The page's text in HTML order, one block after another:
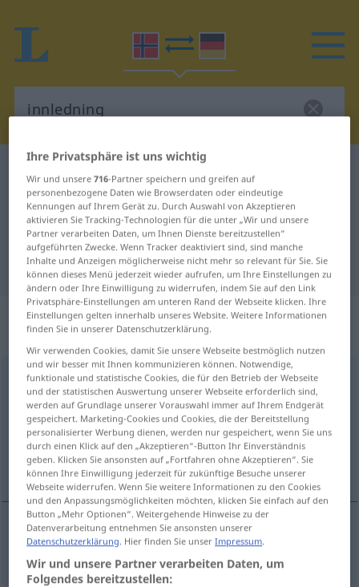
Norwegisch-Deutsch Übersetzung
für "innledning"
"innledning" Deutsch Übersetzung
„innledning“: Maskulinum und
Femininum
innledningm/f
Übersicht aller Übersetzungen
(Für mehr Details die Übersetzung anklicken/antippen)
Einleitung
Einleitungf innledning
Ihre Privatsphäre ist uns wichtig
Wir und unsere716-Partner speichern und greifen auf
personenbezogene Daten wie Browserdaten oder eindeutige
Kennungen auf Ihrem Gerät zu. Durch Auswahl von Akzeptieren
aktivieren Sie Tracking-Technologien für die unter „Wir und unsere
Partner verarbeiten Daten, um Ihnen Dienste bereitzustellen“
aufgeführten Zwecke. Wenn Tracker deaktiviert sind, sind manche
Inhalte und Anzeigen möglicherweise nicht mehr so relevant für Sie. Sie
können dieses Menü jederzeit wieder aufrufen, um Ihre Einstellungen zu
ändern oder Ihre Einwilligung zu widerrufen, indem Sie auf den Link
Privatsphäre-Einstellungen am unteren Rand der Webseite klicken. Ihre
Einstellungen gelten innerhalb unseres Website. Weitere Informationen
finden Sie in unserer Datenschutzerklärung.
Wir verwenden Cookies, damit Sie unsere Webseite bestmöglich nutzen
und wir besser mit Ihnen kommunizieren können. Notwendige,
funktionale und statistische Cookies, die für den Betrieb der Webseite
und der statistischen Auswertung unserer Webseite erforderlich sind,
werden auf Grundlage unserer Vorauswahl immer auf Ihrem Endgerät
gespeichert. Marketing-Cookies und Cookies, die der Bereitstellung
personalisierter Werbung dienen, werden nur gespeichert, wenn Sie uns
durch einen Klick auf den „Akzeptieren“-Button Ihr Einverständnis
geben. Klicken Sie ansonsten auf „Fortfahren ohne Akzeptieren“. Sie
können Ihre Einwilligung jederzeit für zukünftige Besuche unserer
Webseite widerrufen. Wenn Sie weitere Informationen zu den Cookies
und den Anpassungsmöglichkeiten möchten, klicken Sie einfach auf den
Button „Mehr Optionen“. Weitergehende Hinweise zu der
Datenverarbeitung entnehmen Sie ansonsten unserer
Datenschutzerklärung. Hier finden Sie unserImpressum.
Wir und unsere Partner verarbeiten Daten, um
Folgendes bereitzustellen: